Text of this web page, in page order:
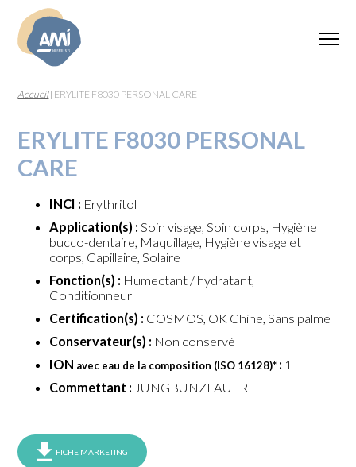
Accueil| ERYLITE F8030 PERSONAL CARE
ERYLITE F8030 PERSONAL
CARE
INCI : Erythritol
Application(s) : Soin visage, Soin corps, Hygiène
bucco-dentaire, Maquillage, Hygiène visage et
corps, Capillaire, Solaire
Fonction(s) : Humectant / hydratant,
Conditionneur
Certification(s) : COSMOS, OK Chine, Sans palme
Conservateur(s) : Non conservé
ION avec eau de la composition (ISO 16128)* : 1
Commettant : JUNGBUNZLAUER
FICHE MARKETING